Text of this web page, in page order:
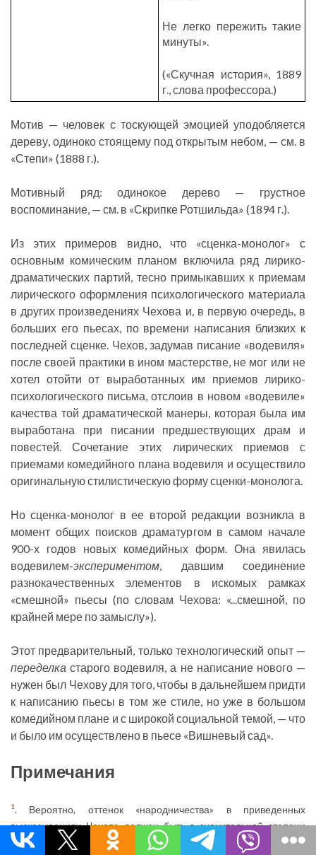
Не легко пережить такие
минуты».
(«Скучная история», 1889
г., слова профессора.)
Мотив — человек с тоскующей эмоцией уподобляется
дереву, одиноко стоящему под открытым небом, — см. в
«Степи» (1888 г.).
Мотивный ряд: одинокое дерево — грустное
воспоминание, — см. в «Скрипке Ротшильда» (1894 г.).
Из этих примеров видно, что «сценка-монолог» с
основным комическим планом включила ряд лирико-
драматических партий, тесно примыкавших к приемам
лирического оформления психологического материала
в других произведениях Чехова и, в первую очередь, в
больших его пьесах, по времени написания близких к
последней сценке. Чехов, задумав писание «водевиля»
после своей практики в ином мастерстве, не мог или не
хотел отойти от выработанных им приемов лирико-
психологического письма, отслоив в новом «водевиле»
качества той драматической манеры, которая была им
выработана при писании предшествующих драм и
повестей. Сочетание этих лирических приемов с
приемами комедийного плана водевиля и осуществило
оригинальную стилистическую форму сценки-монолога.
Но сценка-монолог в ее второй редакции возникла в
момент общих поисков драматургом в самом начале
900-х годов новых комедийных форм. Она явилась
водевилем-экспериментом , давшим соединение
разнокачественных элементов в искомых рамках
«смешной» пьесы (по словам Чехова: «...смешной, по
крайней мере по замыслу»).
Этот предварительный, только технологический опыт —
переделка старого водевиля, а не написание нового —
нужен был Чехову для того, чтобы в дальнейшем придти
к написанию пьесы в том же стиле, но уже в большом
комедийном плане и с широкой социальной темой, — что
и было им осуществлено в пьесе «Вишневый сад».
Примечания
1
. Вероятно, оттенок «народничества» в приведенных
высказываниях Чехова должен быть в значительной степени
отнесен к мемуаристу — драматургу-народнику, автору ряда